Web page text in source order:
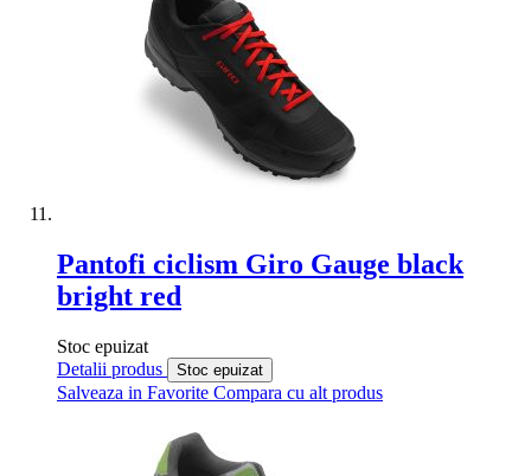
Pantofi ciclism Giro Gauge black
bright red
Stoc epuizat
Detalii produs
Stoc epuizat
Salveaza in Favorite Compara cu alt produs